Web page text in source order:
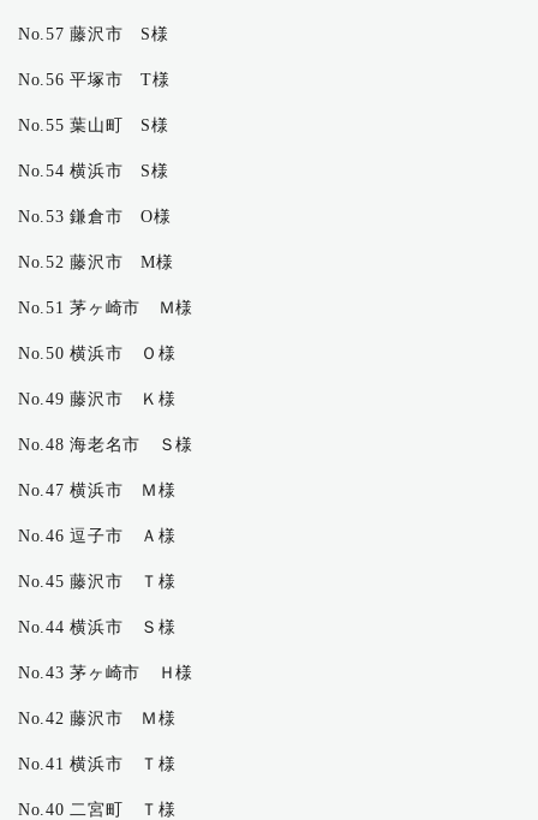
No.57 藤沢市 S様
No.56 平塚市 T様
No.55 葉山町 S様
No.54 横浜市 S様
No.53 鎌倉市 O様
No.52 藤沢市 M様
No.51 茅ヶ崎市 Ｍ様
No.50 横浜市 Ｏ様
No.49 藤沢市 Ｋ様
No.48 海老名市 Ｓ様
No.47 横浜市 Ｍ様
No.46 逗子市 Ａ様
No.45 藤沢市 Ｔ様
No.44 横浜市 Ｓ様
No.43 茅ヶ崎市 Ｈ様
No.42 藤沢市 Ｍ様
No.41 横浜市 Ｔ様
No.40 二宮町 Ｔ様